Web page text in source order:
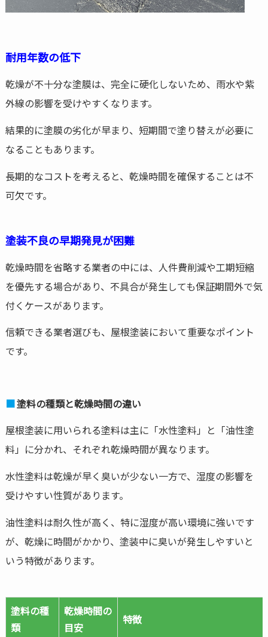
耐用年数の低下
乾燥が不十分な塗膜は、完全に硬化しないため、雨水や紫
外線の影響を受けやすくなります。
結果的に塗膜の劣化が早まり、短期間で塗り替えが必要に
なることもあります。
長期的なコストを考えると、乾燥時間を確保することは不
可欠です。
塗装不良の早期発見が困難
乾燥時間を省略する業者の中には、人件費削減や工期短縮
を優先する場合があり、不具合が発生しても保証期間外で気
付くケースがあります。
信頼できる業者選びも、屋根塗装において重要なポイント
です。
塗料の種類と乾燥時間の違い
屋根塗装に用いられる塗料は主に「水性塗料」と「油性塗
料」に分かれ、それぞれ乾燥時間が異なります。
水性塗料は乾燥が早く臭いが少ない一方で、湿度の影響を
受けやすい性質があります。
油性塗料は耐久性が高く、特に湿度が高い環境に強いです
が、乾燥に時間がかかり、塗装中に臭いが発生しやすいと
いう特徴があります。
塗料の種
類
乾燥時間の
目安
特徴